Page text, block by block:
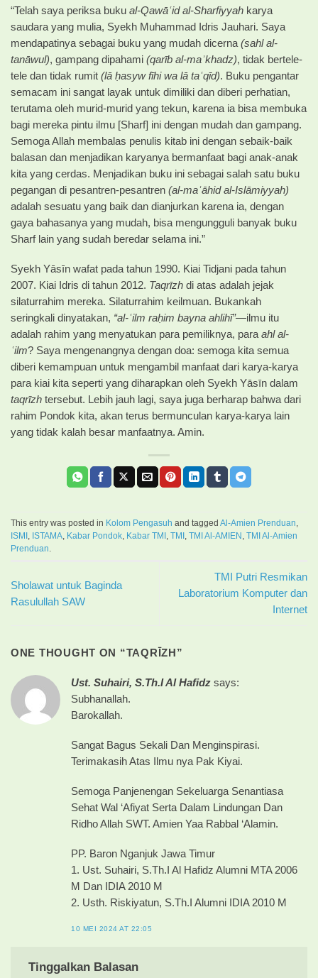
“Telah saya periksa buku al-Qawāʿid al-Sharfiyyah karya
saudara yang mulia, Syekh Muhammad Idris Jauhari. Saya
mendapatinya sebagai buku yang mudah dicerna (sahl al-
tanāwul), gampang dipahami (qarīb al-maʾkhadz), tidak bertele-
tele dan tidak rumit (lā ḥasyw fīhi wa lā taʿqīd). Buku pengantar
semacam ini sangat layak untuk dimiliki dan diberi perhatian,
terutama oleh murid-murid yang tekun, karena ia bisa membuka
bagi mereka pintu ilmu [Sharf] ini dengan mudah dan gampang.
Semoga Allah membalas penulis kitab ini dengan sebaik-baik
balasan dan menjadikan karyanya bermanfaat bagi anak-anak
kita yang cerdas. Menjadikan buku ini sebagai salah satu buku
pegangan di pesantren-pesantren (al-maʿāhid al-Islāmiyyah)
adalah sesuatu yang baik dan dianjurkan karena ia, dengan
gaya bahasanya yang mudah, bisa mengungguli banyak buku
Sharf lain yang sudah beredar selama ini.”
Syekh Yāsīn wafat pada tahun 1990. Kiai Tidjani pada tahun
2007. Kiai Idris di tahun 2012. Taqrīzh di atas adalah jejak
silaturrahim mereka. Silaturrahim keilmuan. Bukankah
seringkali dinyatakan, “al-ʿilm raḥim bayna ahlihī”—ilmu itu
adalah rahim yang menyatukan para pemiliknya, para ahl al-
ʿilm? Saya mengenangnya dengan doa: semoga kita semua
diberi kemampuan untuk mengambil manfaat dari karya-karya
para kiai kita seperti yang diharapkan oleh Syekh Yāsīn dalam
taqrīzh tersebut. Lebih jauh lagi, saya juga berharap bahwa dari
rahim Pondok kita, akan terus bermunculan karya-karya lain
yang tidak kalah besar manfaatnya. Amin.
This entry was posted in Kolom Pengasuh and tagged Al-Amien Prenduan
ISMI ISTAMA Kabar Pondok Kabar TMI TMI TMI Al-AMIEN TMI Al-Amien
Prenduan
Sholawat untuk Baginda
Rasulullah SAW
TMI Putri Resmikan
Laboratorium Komputer dan
Internet
ONE THOUGHT ON “TAQRĪZH ”
Ust. Suhairi, S.Th.I Al Hafidz says:
Subhanallah.
Barokallah.
Sangat Bagus Sekali Dan Menginspirasi.
Terimakasih Atas Ilmu nya Pak Kiyai.
Semoga Panjenengan Sekeluarga Senantiasa
Sehat Wal ‘Afiyat Serta Dalam Lindungan Dan
Ridho Allah SWT. Amien Yaa Rabbal ‘Alamin.
PP. Baron Nganjuk Jawa Timur
1. Ust. Suhairi, S.Th.I Al Hafidz Alumni MTA 2006
M Dan IDIA 2010 M
2. Usth. Riskiyatun, S.Th.I Alumni IDIA 2010 M
10 MEI 2024 AT 22:05
Tinggalkan Balasan